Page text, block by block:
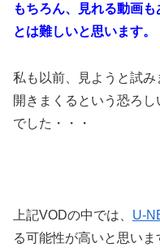
もちろん、見れる動画
とは難しいと思います。
私も以前、見ようと試
開きまくるという恐ろ
でした・・・
上記VODの中では、 U-
る可能性が高いと思いま